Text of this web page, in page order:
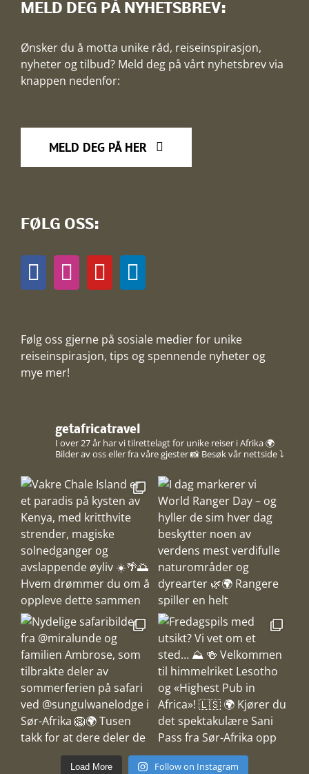
MELD DEG PÅ NYHETSBREV:
Ønsker du å motta unike råd, reiseinspirasjon,
nyheter og tilbud? Meld deg på vårt nyhetsbrev via
knappen nedenfor:
MELD DEG PÅ HER
FØLG OSS:
Følg oss gjerne på sosiale medier for unike
reiseinspirasjon, tips og spennende nyheter og
mye mer!
getafricatravel
I over 27 år har vi tilrettelagt for unike reiser i Afrika 🌍
Bilder av oss eller fra våre gjester 📸 Besøk vår nettside ⤵️
Load More Follow on Instagram